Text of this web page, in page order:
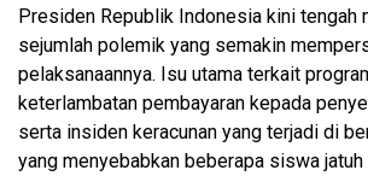
Presiden Republik Indonesia kini tengah
sejumlah polemik yang semakin
pelaksanaannya. Isu utama terkait
keterlambatan pembayaran kepada
serta insiden keracunan yang terjadi di
yang menyebabkan beberapa siswa